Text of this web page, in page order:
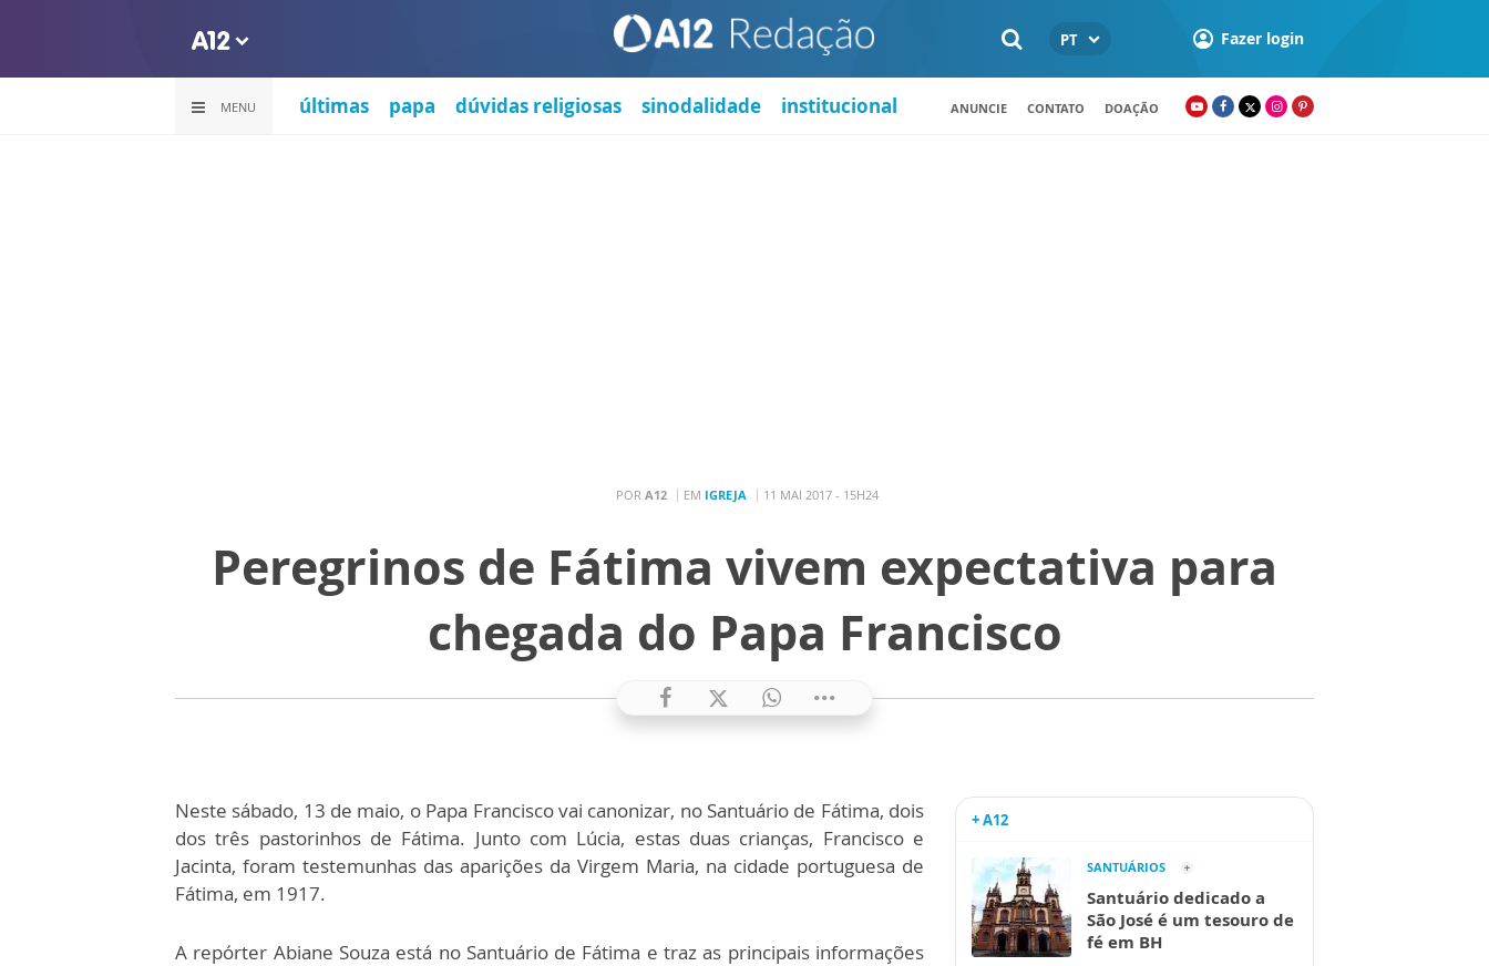
PT Fazer login
MENU últimas papa dúvidas religiosas sinodalidade institucional ANUNCIE CONTATO DOAÇÃO
POR A12 EM IGREJA 11 MAI 2017 - 15H24
Peregrinos de Fátima vivem expectativa para
chegada do Papa Francisco
Neste sábado, 13 de maio, o Papa Francisco vai canonizar, no Santuário de Fátima, dois
dos três pastorinhos de Fátima. Junto com Lúcia, estas duas crianças, Francisco e
Jacinta, foram testemunhas das aparições da Virgem Maria, na cidade portuguesa de
Fátima, em 1917.
A repórter Abiane Souza está no Santuário de Fátima e traz as principais informações
+ A12
SANTUÁRIOS
Santuário dedicado a
São José é um tesouro de
fé em BH